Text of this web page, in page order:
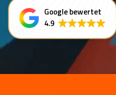
Google bewertet
4.9